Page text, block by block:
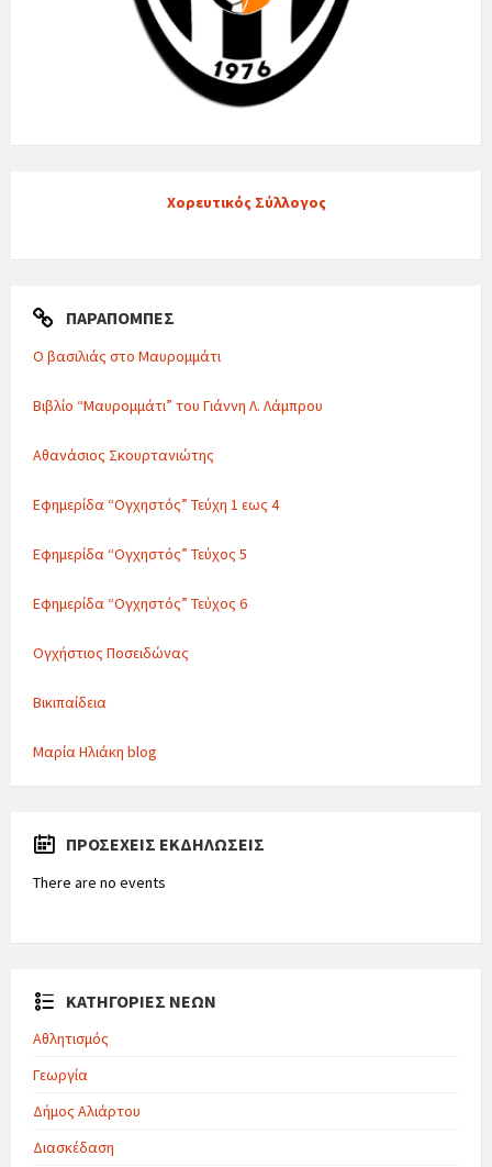
Χορευτικός Σύλλογος
ΠΑΡΑΠΟΜΠΈΣ
Ο βασιλιάς στο Μαυρομμάτι
Βιβλίο “Μαυρομμάτι” του Γιάννη Λ. Λάμπρου
Αθανάσιος Σκουρτανιώτης
Εφημερίδα “Ογχηστός” Τεύχη 1 εως 4
Εφημερίδα “Ογχηστός” Τεύχος 5
Εφημερίδα “Ογχηστός” Τεύχος 6
Ογχήστιος Ποσειδώνας
Βικιπαίδεια
Μαρία Ηλιάκη blog
ΠΡΟΣΕΧΕΊΣ ΕΚΔΗΛΏΣΕΙΣ
There are no events
ΚΑΤΗΓΟΡΙΕΣ ΝΕΩΝ
Αθλητισμός
Γεωργία
Δήμος Αλιάρτου
Διασκέδαση